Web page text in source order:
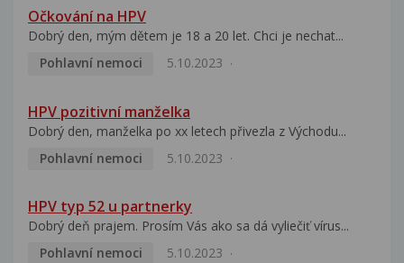
Očkování na HPV
Dobrý den, mým dětem je 18 a 20 let. Chci je nechat...
Pohlavní nemoci
5.10.2023
HPV pozitivní manželka
Dobrý den, manželka po xx letech přivezla z Východu...
Pohlavní nemoci
5.10.2023
HPV typ 52 u partnerky
Dobrý deň prajem. Prosím Vás ako sa dá vyliečiť vírus...
Pohlavní nemoci
5.10.2023